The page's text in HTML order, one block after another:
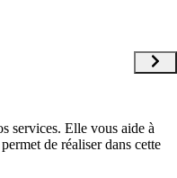
services. Elle vous aide à
de réaliser dans cette